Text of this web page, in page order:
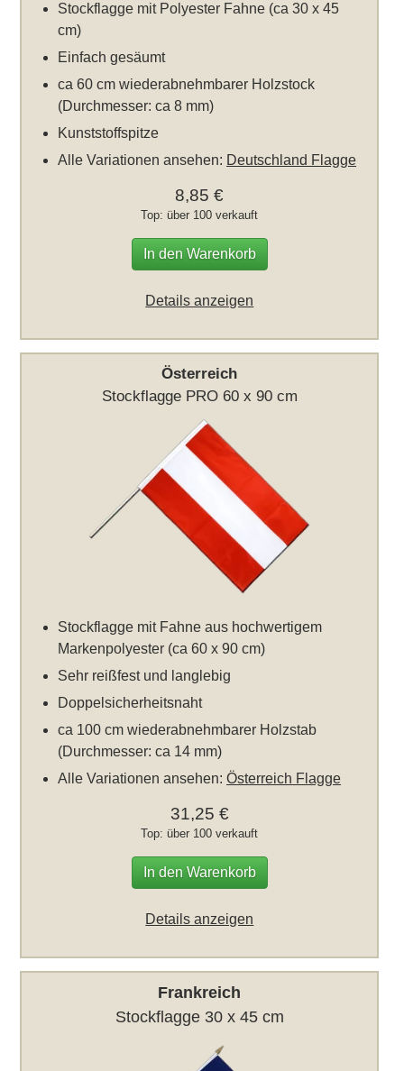
Stockflagge mit Polyester Fahne (ca 30 x 45
cm)
Einfach gesäumt
ca 60 cm wiederabnehmbarer Holzstock
(Durchmesser: ca 8 mm)
Kunststoffspitze
Alle Variationen ansehen: Deutschland Flagge
8,85 €
Top: über 100 verkauft
In den Warenkorb
Details anzeigen
Österreich
Stockflagge PRO 60 x 90 cm
Stockflagge mit Fahne aus hochwertigem
Markenpolyester (ca 60 x 90 cm)
Sehr reißfest und langlebig
Doppelsicherheitsnaht
ca 100 cm wiederabnehmbarer Holzstab
(Durchmesser: ca 14 mm)
Alle Variationen ansehen:Österreich Flagge
31,25 €
Top: über 100 verkauft
In den Warenkorb
Details anzeigen
Frankreich
Stockflagge 30 x 45 cm